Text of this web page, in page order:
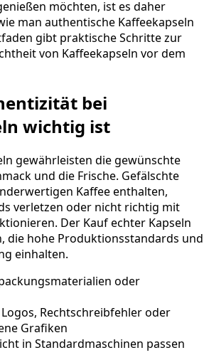
möchten, ist es daher
man authentische Kaffeekapseln
gibt praktische Schritte zur
von Kaffeekapseln vor dem
bei
wichtig ist
gewährleisten die gewünschte
und die Frische. Gefälschte
Kaffee enthalten,
verletzen oder nicht richtig mit
Der Kauf echter Kapseln
die hohe Produktionsstandards und
einhalten.
oder
Rechtschreibfehler oder
Grafiken
in Standardmaschinen passen